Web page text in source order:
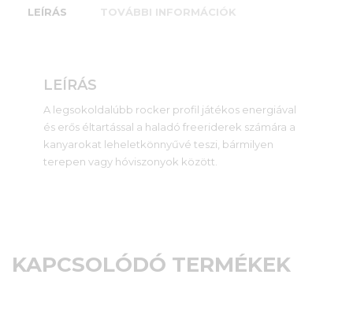
LEÍRÁS TOVÁBBI INFORMÁCIÓK
LEÍRÁS
A legsokoldalúbb rocker profil játékos energiával
és erős éltartással a haladó freeriderek számára a
kanyarokat leheletkönnyűvé teszi, bármilyen
terepen vagy hóviszonyok között.
KAPCSOLÓDÓ TERMÉKEK